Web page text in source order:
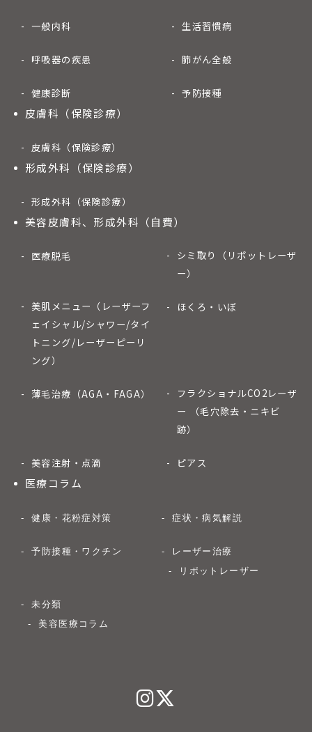
一般内科 生活習慣病
呼吸器の疾患 肺がん全般
健康診断 予防接種
皮膚科（保険診療）
皮膚科（保険診療）
形成外科（保険診療）
形成外科（保険診療）
美容皮膚科、形成外科（自費）
医療脱毛
シミ取り（リポットレーザ
ー）
美肌メニュー（レーザーフ
ェイシャル/シャワー/タイ
トニング/レーザーピーリ
ング）
ほくろ・いぼ
薄毛治療（AGA・FAGA）
フラクショナルCO2レーザ
ー （毛穴除去・ニキビ
跡）
美容注射・点滴 ピアス
医療コラム
健康・花粉症対策 症状・病気解説
予防接種・ワクチン
レーザー治療
リポットレーザー
未分類
美容医療コラム